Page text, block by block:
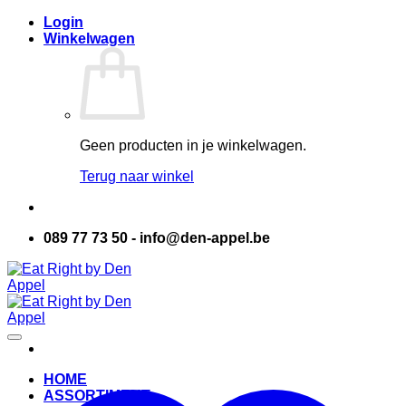
Skip
Login
Winkelwagen
Geen producten in je winkelwagen.
Terug naar winkel
089 77 73 50 - info@den-appel.be
HOME
ASSORTIMENT